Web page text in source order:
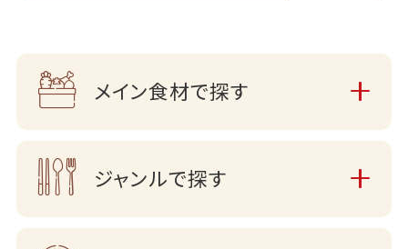
メイン食材で探す
ジャンルで探す